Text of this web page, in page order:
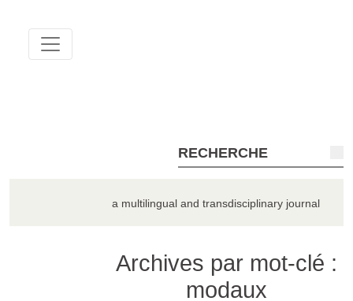
a multilingual and transdisciplinary journal
Archives par mot-clé :
modaux